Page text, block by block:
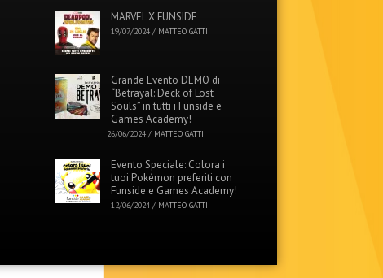
MARVEL X FUNSIDE
19/07/2024/ MATTEO GATTI
Grande Evento DEMO di
“Betrayal: Deck of Lost
Souls” in tutti i Funside e
Games Academy!
26/06/2024/ MATTEO GATTI
Evento Speciale: Colora i
tuoi Pokémon preferiti con
Funside e Games Academy!
12/06/2024/ MATTEO GATTI